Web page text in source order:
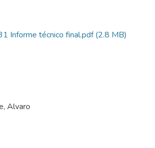
Informe técnico final.pdf(2.8 MB)
Alvaro